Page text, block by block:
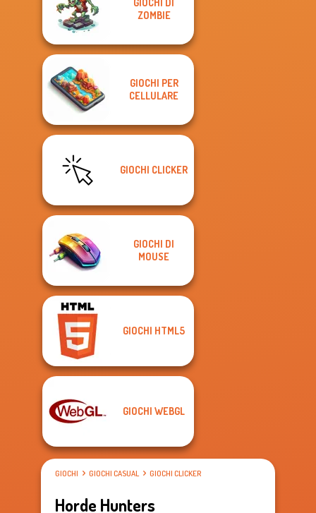
GIOCHI DI
ZOMBIE
GIOCHI PER
CELLULARE
GIOCHI CLICKER
GIOCHI DI
MOUSE
GIOCHI HTML5
GIOCHI WEBGL
GIOCHI GIOCHI CASUAL GIOCHI CLICKER
Horde Hunters